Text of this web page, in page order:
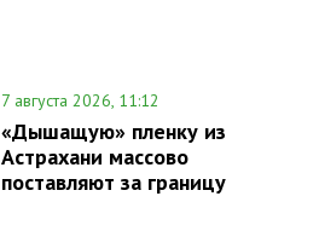
7 августа 2026, 11:12
«Дышащую» пленку из
Астрахани массово
поставляют за границу